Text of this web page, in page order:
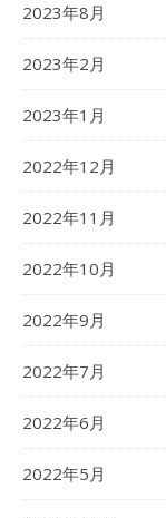
2023年8月
2023年2月
2023年1月
2022年12月
2022年11月
2022年10月
2022年9月
2022年7月
2022年6月
2022年5月